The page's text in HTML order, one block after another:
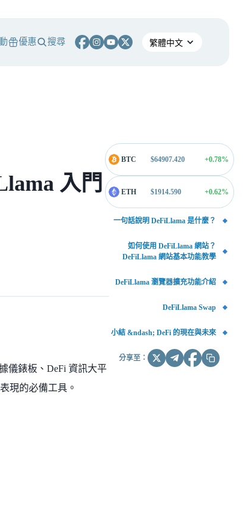
優惠 搜尋
入門
儀錶板、 DeFi 資訊大平
現的必備工具。
BTC $64907.420 +0.78%
ETH $1914.590 +0.62%
一句話說明 DeFiLlama 是什麼？
如何使用 DeFiLlama 網站？
DeFiLlama 網站基本功能教學
DeFiLlama 瀏覽器擴充功能介紹
DeFiLlama Swap
小結 &ndash; DeFi 的現在與未來
分享至：